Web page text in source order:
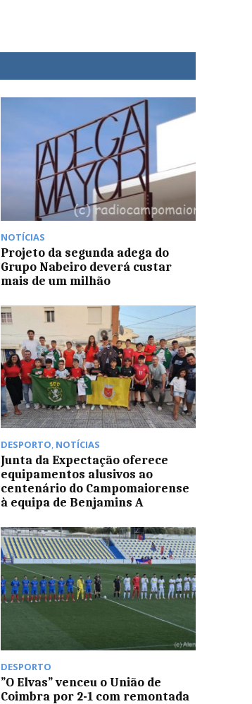
NOTÍCIAS
Projeto da segunda adega do
Grupo Nabeiro deverá custar
mais de um milhão
DESPORTO, NOTÍCIAS
Junta da Expectação oferece
equipamentos alusivos ao
centenário do Campomaiorense
à equipa de Benjamins A
DESPORTO
”O Elvas” venceu o União de
Coimbra por 2-1 com remontada